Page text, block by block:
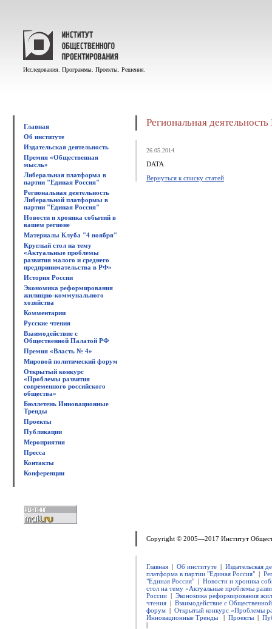
Исследования. Программы. Проекты. Решения.
Главная
Об институте
Издательская деятельность
Премия «Общественная
мысль»
Либеральная платформа в
партии "Единая Россия"
Региональная деятельность
Либеральной платформы в
партии "Единая Россия"
Новости и хроника событий в
вашем регионе
Материалы Клуба "4 ноября"
Круглый стол на тему
«Актуальные проблемы
развития малого и среднего
предпринимательства в РФ»
История России
Экономика реформирования
жилищно-коммунального
хозяйства
Комментарии
Русские чтения
Взаимодействие с
Общественной Палатой РФ
Премия «Власть № 4»
Мировой политический форум
Открытый конкурс
«Проблемы развития
современного российского
общества»
Бюллетень Инновационные
Тренды
Проекты
Публикации
Мероприятия
Пресса
Контакты
Конференции
Региональная
26.05.2014
DATA
Вернуться к списку статей
Copyright © 2005—2017 Институт
Главная | Об институте | Издательская
платформа в партии "Единая Россия" |
"Единая Россия" | Новости и хроника
стол на тему «Актуальные проблемы
России | Экономика реформирования
чтения | Взаимодействие с
форум | Открытый конкурс «Проблемы
Инновационные Тренды
| Проекты |
|